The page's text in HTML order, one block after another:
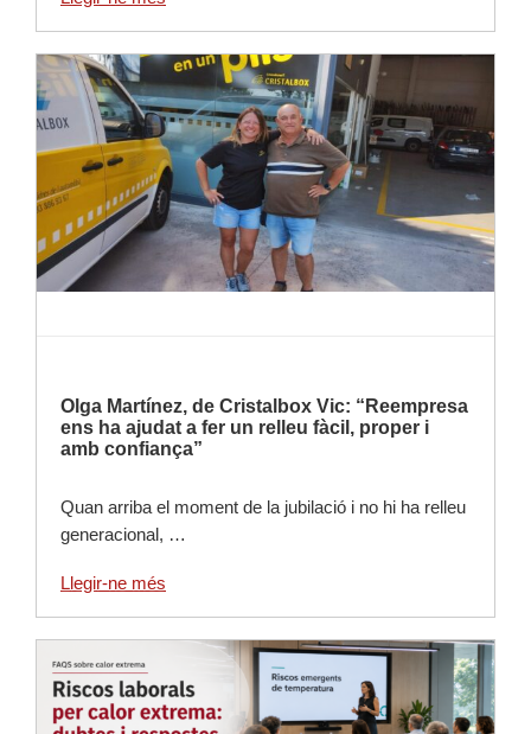
Llegir-ne més
Olga Martínez, de Cristalbox Vic: “Reempresa
ens ha ajudat a fer un relleu fàcil, proper i
amb confiança”
Quan arriba el moment de la jubilació i no hi ha relleu
generacional, …
Llegir-ne més
Llegir-ne més